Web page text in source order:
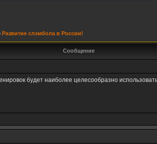
Развитие слэмбола в России!
Сообщение
будет наиболее целесообразно